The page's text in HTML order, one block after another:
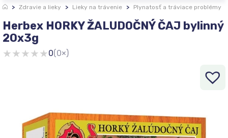
> Zdravie a lieky > Lieky na trávenie > Plynatosť a tráviace problémy
Herbex HORKY ŽALUDOČNÝ ČAJ bylinný
20x3g
★★★★★0(0×)